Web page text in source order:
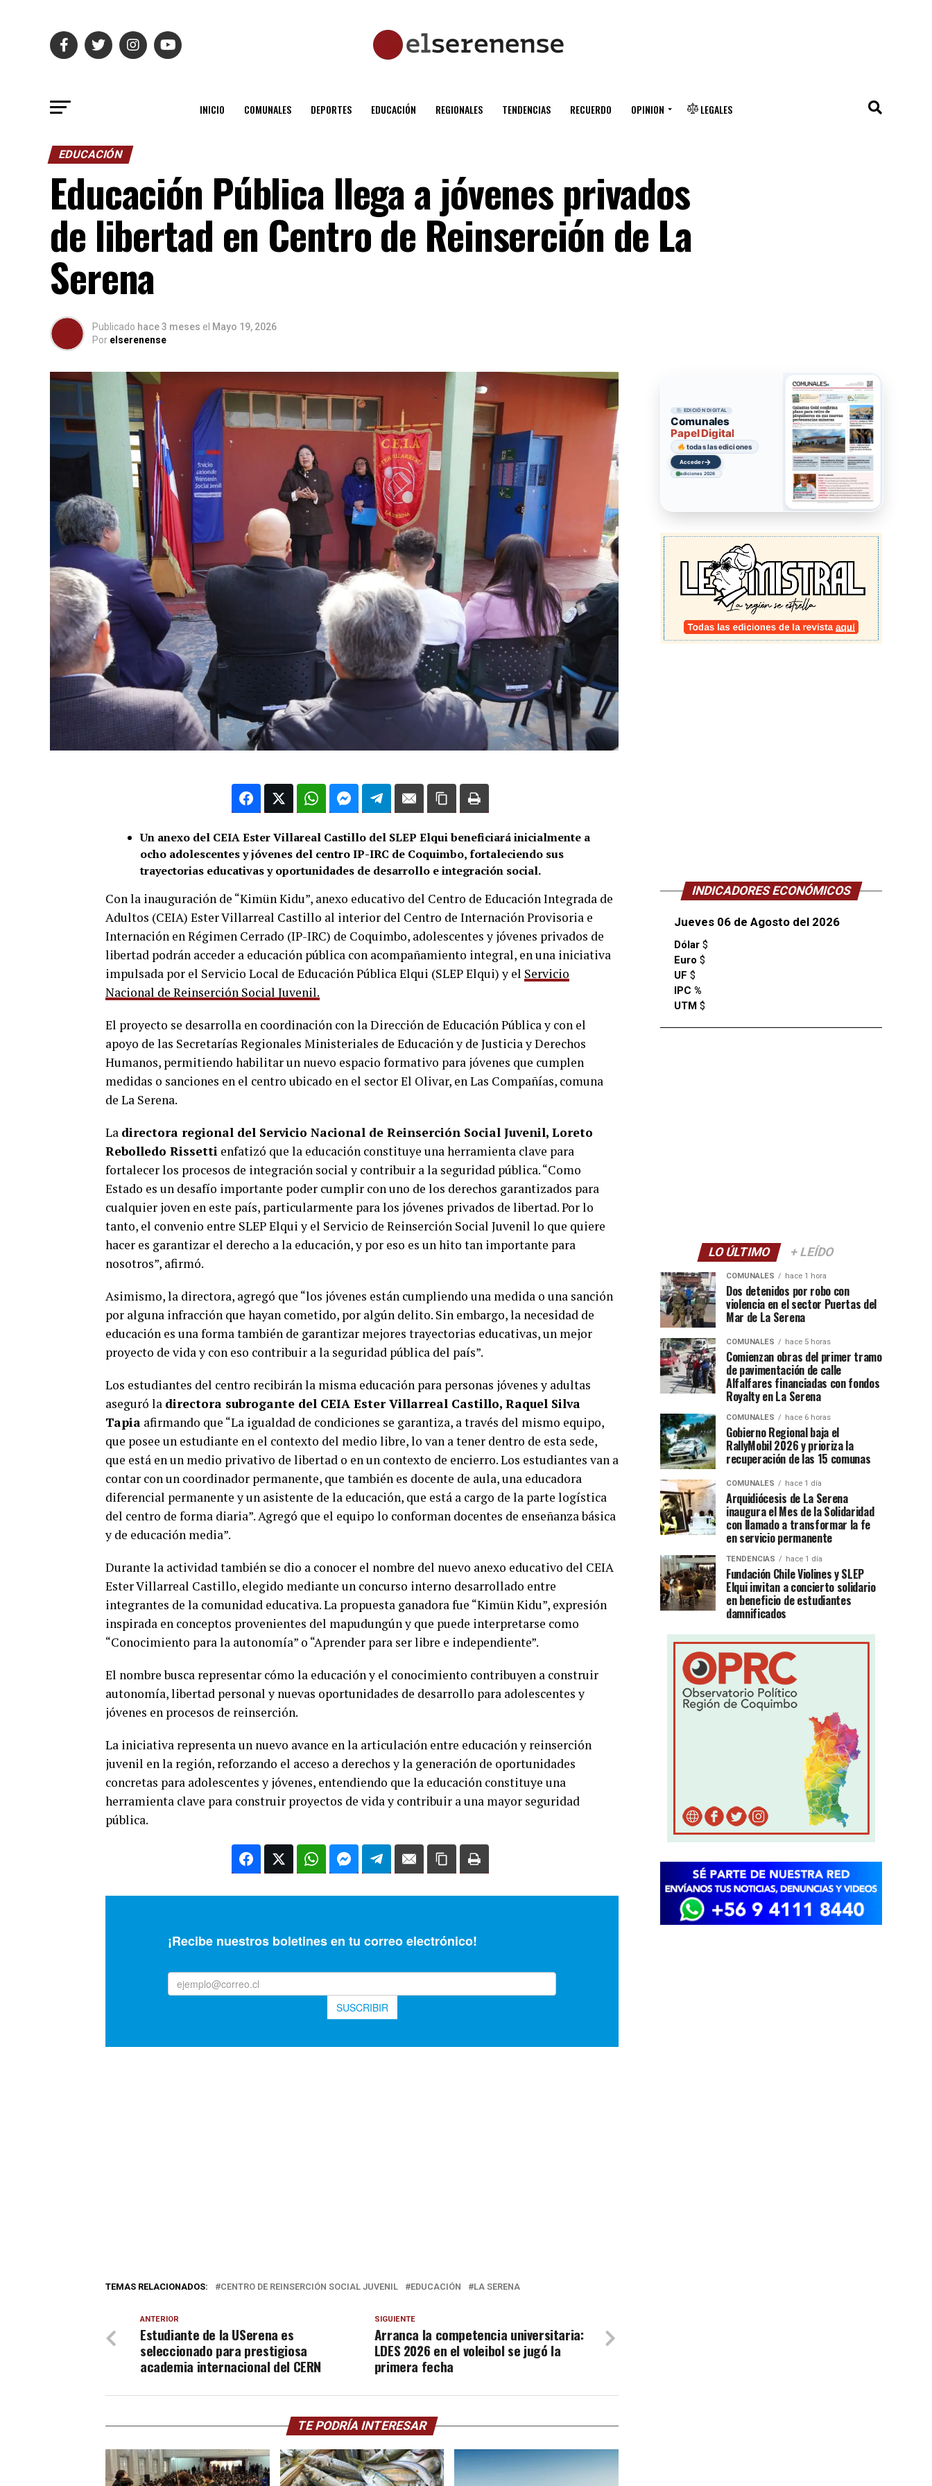
INICIO COMUNALES DEPORTES EDUCACIÓN REGIONALES TENDENCIAS RECUERDO OPINION LEGALES
EDUCACIÓN
Educación Pública llega a jóvenes privados
de libertad en Centro de Reinserción de La
Serena
Publicado hace 3 meses el Mayo 19, 2026
Por elserenense
Un anexo del CEIA Ester Villareal Castillo del SLEP Elqui beneficiará inicialmente a
ocho adolescentes y jóvenes del centro IP-IRC de Coquimbo, fortaleciendo sus
trayectorias educativas y oportunidades de desarrollo e integración social.
Con la inauguración de “Kimün Kidu”, anexo educativo del Centro de Educación Integrada de
Adultos (CEIA) Ester Villarreal Castillo al interior del Centro de Internación Provisoria e
Internación en Régimen Cerrado (IP-IRC) de Coquimbo, adolescentes y jóvenes privados de
libertad podrán acceder a educación pública con acompañamiento integral, en una iniciativa
impulsada por el Servicio Local de Educación Pública Elqui (SLEP Elqui) y el Servicio
Nacional de Reinserción Social Juvenil.
El proyecto se desarrolla en coordinación con la Dirección de Educación Pública y con el
apoyo de las Secretarías Regionales Ministeriales de Educación y de Justicia y Derechos
Humanos, permitiendo habilitar un nuevo espacio formativo para jóvenes que cumplen
medidas o sanciones en el centro ubicado en el sector El Olivar, en Las Compañías, comuna
de La Serena.
La directora regional del Servicio Nacional de Reinserción Social Juvenil, Loreto
Rebolledo Rissetti enfatizó que la educación constituye una herramienta clave para
fortalecer los procesos de integración social y contribuir a la seguridad pública. “Como
Estado es un desafío importante poder cumplir con uno de los derechos garantizados para
cualquier joven en este país, particularmente para los jóvenes privados de libertad. Por lo
tanto, el convenio entre SLEP Elqui y el Servicio de Reinserción Social Juvenil lo que quiere
hacer es garantizar el derecho a la educación, y por eso es un hito tan importante para
nosotros”, afirmó.
Asimismo, la directora, agregó que “los jóvenes están cumpliendo una medida o una sanción
por alguna infracción que hayan cometido, por algún delito. Sin embargo, la necesidad de
educación es una forma también de garantizar mejores trayectorias educativas, un mejor
proyecto de vida y con eso contribuir a la seguridad pública del país”.
Los estudiantes del centro recibirán la misma educación para personas jóvenes y adultas
aseguró la directora subrogante del CEIA Ester Villarreal Castillo, Raquel Silva
Tapia afirmando que “La igualdad de condiciones se garantiza, a través del mismo equipo,
que posee un estudiante en el contexto del medio libre, lo van a tener dentro de esta sede,
que está en un medio privativo de libertad o en un contexto de encierro. Los estudiantes van a
contar con un coordinador permanente, que también es docente de aula, una educadora
diferencial permanente y un asistente de la educación, que está a cargo de la parte logística
del centro de forma diaria”. Agregó que el equipo lo conforman docentes de enseñanza básica
y de educación media”.
Durante la actividad también se dio a conocer el nombre del nuevo anexo educativo del CEIA
Ester Villarreal Castillo, elegido mediante un concurso interno desarrollado entre
integrantes de la comunidad educativa. La propuesta ganadora fue “Kimün Kidu”, expresión
inspirada en conceptos provenientes del mapudungún y que puede interpretarse como
“Conocimiento para la autonomía” o “Aprender para ser libre e independiente”.
El nombre busca representar cómo la educación y el conocimiento contribuyen a construir
autonomía, libertad personal y nuevas oportunidades de desarrollo para adolescentes y
jóvenes en procesos de reinserción.
La iniciativa representa un nuevo avance en la articulación entre educación y reinserción
juvenil en la región, reforzando el acceso a derechos y la generación de oportunidades
concretas para adolescentes y jóvenes, entendiendo que la educación constituye una
herramienta clave para construir proyectos de vida y contribuir a una mayor seguridad
pública.
TEMAS RELACIONADOS: CENTRO DE REINSERCIÓN SOCIAL JUVENIL EDUCACIÓN LA SERENA
SIGUIENTE
Arranca la competencia universitaria:
LDES 2026 en el voleibol se jugó la
primera fecha
ANTERIOR
Estudiante de la USerena es
seleccionado para prestigiosa
academia internacional del CERN
TE PODRÍA INTERESAR
EDICIÓN DIGITAL
Comunales
Papel Digital
todas las ediciones
Acceder→
ediciones 2026
INDICADORES ECONÓMICOS
Jueves 06 de Agosto del 2026
Dólar $
Euro $
UF $
IPC %
UTM $
LO ÚLTIMO + LEÍDO
COMUNALES hace 1 hora
Dos detenidos por robo con
violencia en el sector Puertas del
Mar de La Serena
COMUNALES hace 5 horas
Comienzan obras del primer tramo
de pavimentación de calle
Alfalfares financiadas con fondos
Royalty en La Serena
COMUNALES hace 6 horas
Gobierno Regional baja el
RallyMobil 2026 y prioriza la
recuperación de las 15 comunas
COMUNALES hace 1 día
Arquidiócesis de La Serena
inaugura el Mes de la Solidaridad
con llamado a transformar la fe
en servicio permanente
TENDENCIAS hace 1 día
Fundación Chile Violines y SLEP
Elqui invitan a concierto solidario
en beneficio de estudiantes
damnificados